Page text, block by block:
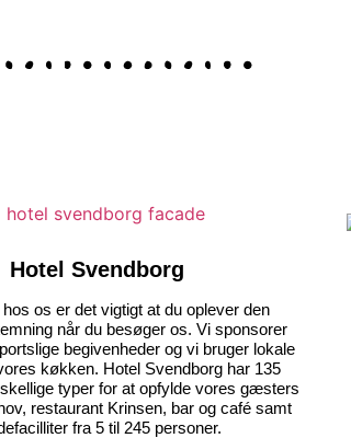
Hotel Svendborg
os er det vigtigt at du oplever den
når du besøger os. Vi sponsorer
begivenheder og vi bruger lokale
køkken. Hotel Svendborg har 135
typer for at opfylde vores gæsters
restaurant Krinsen, bar og café samt
fra 5 til 245 personer.